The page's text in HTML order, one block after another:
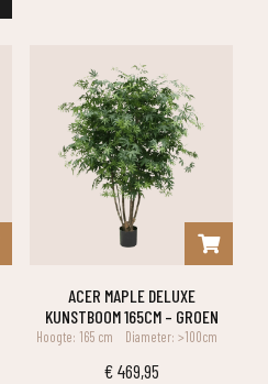
ACER MAPLE DELUXE
KUNSTBOOM 165CM – GROEN
Hoogte: 165 cm Diameter: >100cm
€ 469,95